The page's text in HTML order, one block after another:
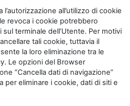
all’utilizzo di cookie
revoca i cookie potrebbero
terminale dell’Utente. Per motivi
tali cookie, tuttavia il
la loro eliminazione tra le
Le opzioni del Browser
“Cancella dati di navigazione”
per eliminare i cookie, dati di siti e